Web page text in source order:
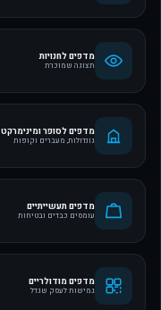
מדפים לחנויות
תצוגה שמוכרת
מדפים לסופר ומינימרקט
גונדולות, מעברים וקופות
מדפים תעשייתיים
עומסים כבדים ובטיחות
מדפים מודולריים
גמישות לעסק שגדל